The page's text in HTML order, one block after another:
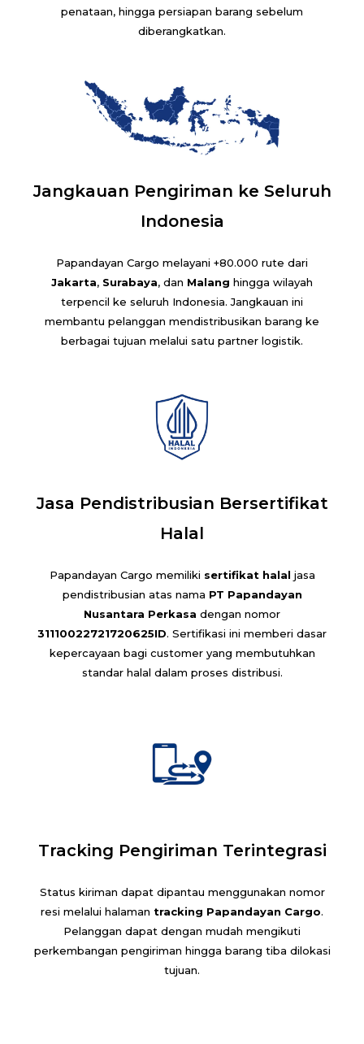
penataan, hingga persiapan barang sebelum
diberangkatkan.
Jangkauan Pengiriman ke Seluruh
Indonesia
Papandayan Cargo melayani +80.000 rute dari
Jakarta, Surabaya, dan Malang hingga wilayah
terpencil ke seluruh Indonesia. Jangkauan ini
membantu pelanggan mendistribusikan barang ke
berbagai tujuan melalui satu partner logistik.
Jasa Pendistribusian Bersertifikat
Halal
Papandayan Cargo memiliki sertifikat halal jasa
pendistribusian atas nama PT Papandayan
Nusantara Perkasa dengan nomor
31110022721720625ID. Sertifikasi ini memberi dasar
kepercayaan bagi customer yang membutuhkan
standar halal dalam proses distribusi.
Tracking Pengiriman Terintegrasi
Status kiriman dapat dipantau menggunakan nomor
resi melalui halaman tracking Papandayan Cargo.
Pelanggan dapat dengan mudah mengikuti
perkembangan pengiriman hingga barang tiba dilokasi
tujuan.